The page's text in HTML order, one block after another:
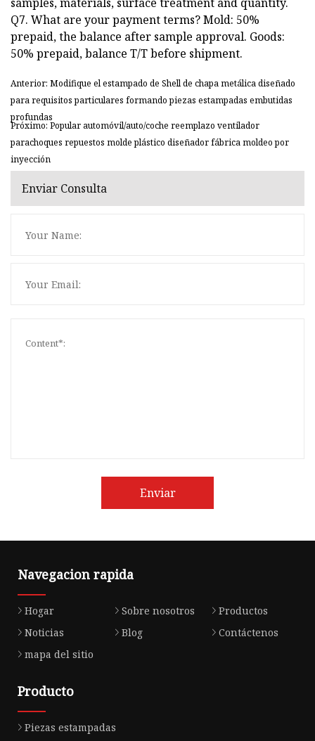
samples, materials, surface treatment and quantity.
Q7. What are your payment terms? Mold: 50%
prepaid, the balance after sample approval. Goods:
50% prepaid, balance T/T before shipment.
Anterior: Modifique el estampado de Shell de chapa metálica diseñado
para requisitos particulares formando piezas estampadas embutidas
profundas
Próximo: Popular automóvil/auto/coche reemplazo ventilador
parachoques repuestos molde plástico diseñador fábrica moldeo por
inyección
Enviar Consulta
Enviar
Navegacion rapida
Hogar Sobre nosotros
Productos
Noticias
Blog
Contáctenos
mapa del sitio
Producto
Piezas estampadas